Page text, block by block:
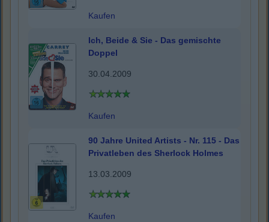
Kaufen
Ich, Beide & Sie - Das gemischte
Doppel
30.04.2009
Kaufen
90 Jahre United Artists - Nr. 115 - Das
Privatleben des Sherlock Holmes
13.03.2009
Kaufen